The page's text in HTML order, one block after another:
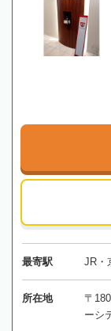
最寄駅 JR・
所在地
〒
ーシ